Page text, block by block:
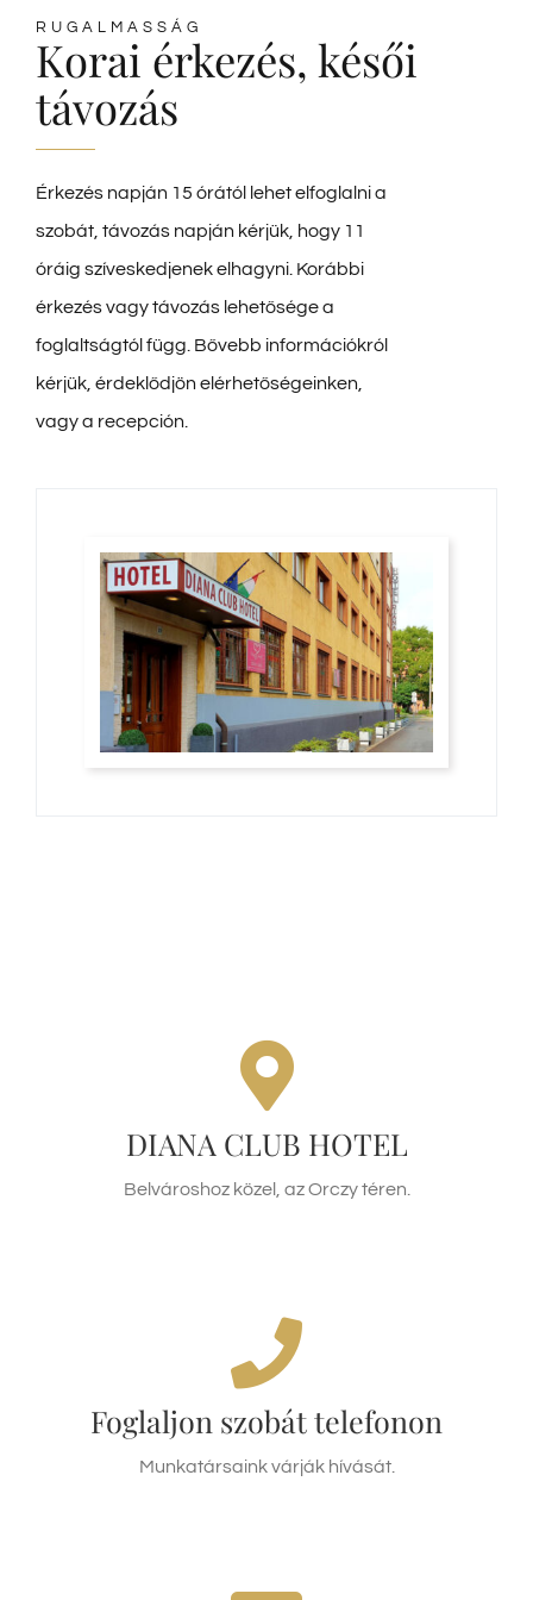
RUGALMASSÁG
Korai érkezés, késői
távozás
Érkezés napján 15 órától lehet elfoglalni a
szobát, távozás napján kérjük, hogy 11
óráig szíveskedjenek elhagyni. Korábbi
érkezés vagy távozás lehetősége a
foglaltságtól függ. Bővebb információkról
kérjük, érdeklődjön elérhetőségeinken,
vagy a recepción.
DIANA CLUB HOTEL
Belvároshoz közel, az Orczy téren.
Címünk
H-1087 Budapest,
ÚTVONALTERVEZÉS
Foglaljon szobát telefonon
Munkatársaink várják hívását.
HÍVJON MINKET!
Recepció +36(1)334 0345 és a +36(30)568 9223
telefonszámon érhető el
RECEPCIÓ